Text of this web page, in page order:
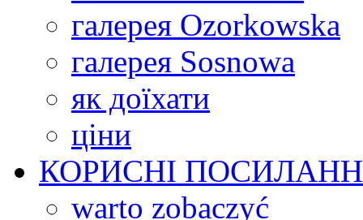
галерея Ozorkowska
галерея Sosnowa
як доїхати
ціни
КОРИСНІ
warto zobaczyć